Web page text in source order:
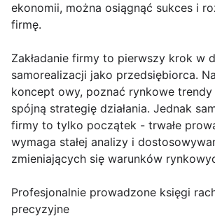
ekonomii, można osiągnąć sukces i
firmę.
Zakładanie firmy to pierwszy krok w
samorealizacji jako przedsiębiorca.
koncept owy, poznać rynkowe
spójną strategię działania. Jednak
firmy to tylko początek - trwałe
wymaga stałej analizy i
zmieniających się warunków
Profesjonalnie prowadzone księgi
precyzyjne